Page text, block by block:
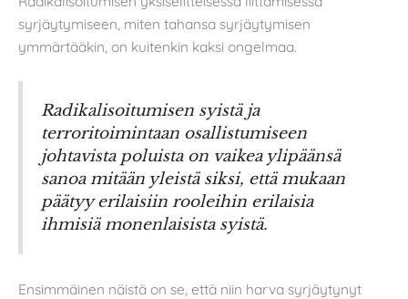
syrjäytymiseen, miten tahansa syrjäytymisen
ymmärtääkin, on kuitenkin kaksi ongelmaa.
Radikalisoitumisen syistä ja
terroritoimintaan osallistumiseen
johtavista poluista on vaikea ylipäänsä
sanoa mitään yleistä siksi, että mukaan
päätyy erilaisiin rooleihin erilaisia
ihmisiä monenlaisista syistä.
Ensimmäinen näistä on se, että niin harva syrjäytynyt